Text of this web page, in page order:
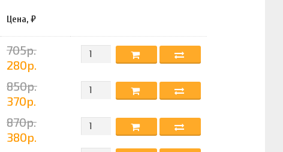
Цена, ₽
705р.
280р.
850р.
370р.
870р.
380р.